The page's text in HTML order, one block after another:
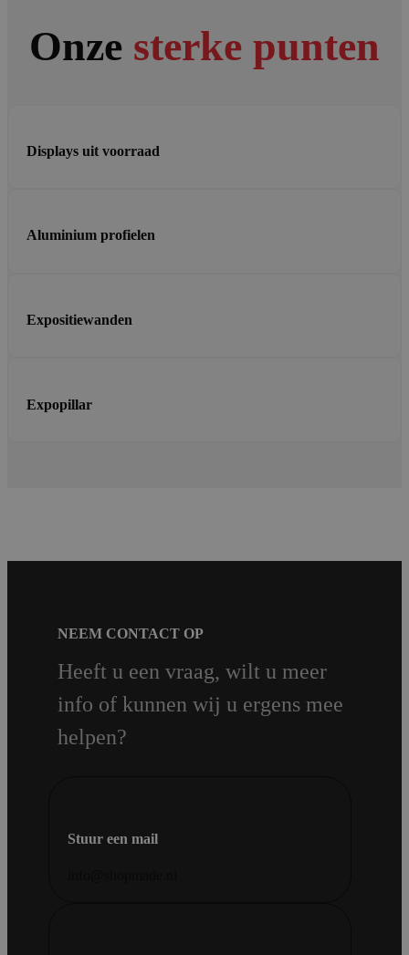
Onze sterke punten
Displays uit voorraad
Aluminium profielen
Expositiewanden
Expopillar
NEEM CONTACT OP
Heeft u een vraag, wilt u meer
info of kunnen wij u ergens mee
helpen?
Stuur een mail